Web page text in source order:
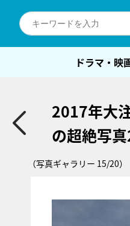
ドラマ・映
2017年大
の超絶写
（写真ギャラリー 15/20）